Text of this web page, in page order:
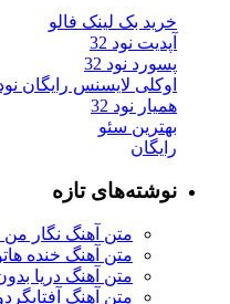
خرید بک لینک فالو
آپدیت نود 32
پسورد نود 32
اوکلی لایسنس رایگان نود
همیار نود 32
بهترین سئو
رایگان
نوشته‌های تازه
متن آهنگ نگار من
متن آهنگ خنده
متن آهنگ دریا
متن آهنگ